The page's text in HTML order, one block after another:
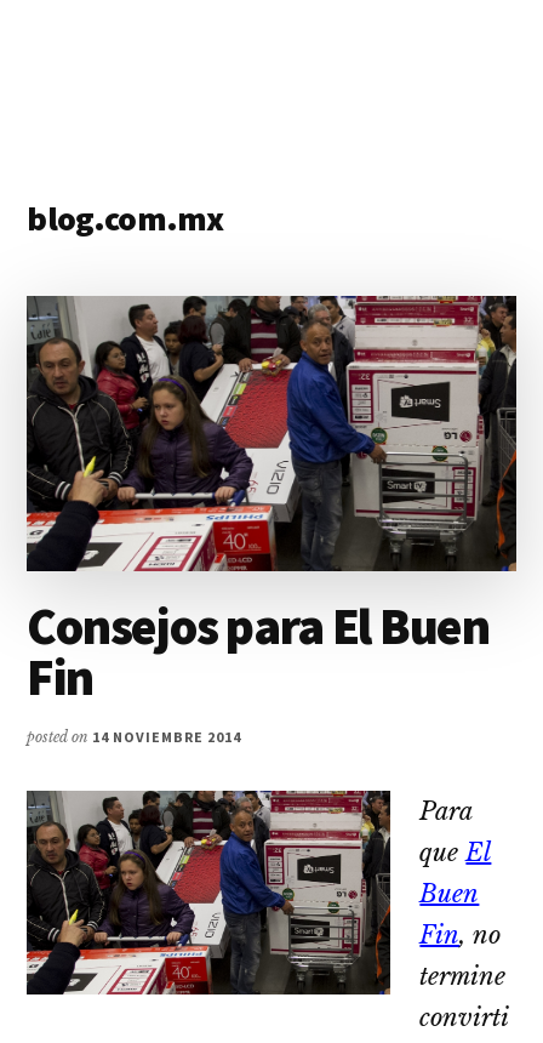
blog.com.mx
blogs
Consejos para El Buen
Fin
posted on 14 NOVIEMBRE 2014
Para
que El
Buen
Fin, no
termine
convirti